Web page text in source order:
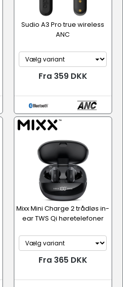
Sudio A3 Pro true wireless
ANC
Fra 359 DKK
Mixx Mini Charge 2 trådløs in-
ear TWS Qi høretelefoner
Fra 365 DKK